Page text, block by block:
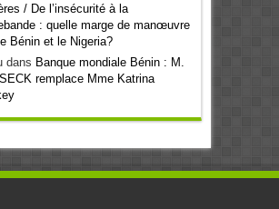
/ De l’insécurité à la
: quelle marge de manœuvre
Bénin et le Nigeria?
dans Banque mondiale Bénin : M.
remplace Mme Katrina